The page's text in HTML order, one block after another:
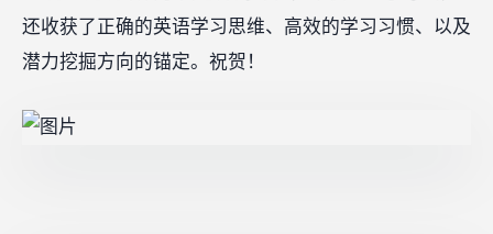
还收获了正确的英语学习思维、高效的学习习惯、以及
潜力挖掘方向的锚定。祝贺！